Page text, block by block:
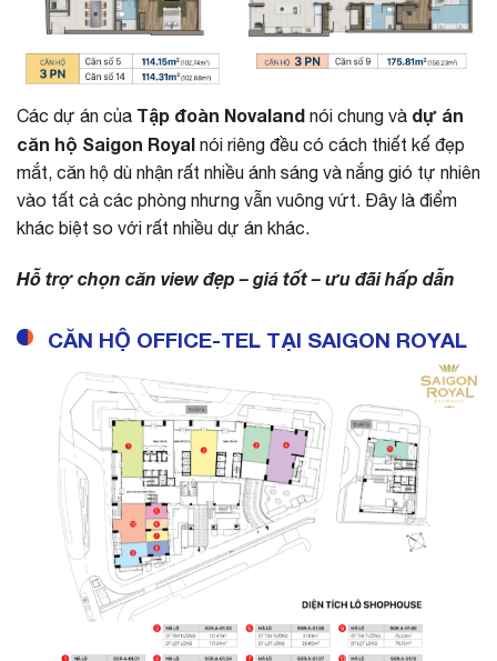
Các dự án của Tập đoàn Novaland nói chung và dự án
căn hộ Saigon Royal nói riêng đều có cách thiết kế đẹp
mắt, căn hộ dù nhận rất nhiều ánh sáng và nắng gió tự nhiên
vào tất cả các phòng nhưng vẫn vuông vứt. Đây là điểm
khác biệt so với rất nhiều dự án khác.
Hỗ trợ chọn căn view đẹp – giá tốt – ưu đãi hấp dẫn
CĂN HỘ OFFICE-TEL TẠI SAIGON ROYAL